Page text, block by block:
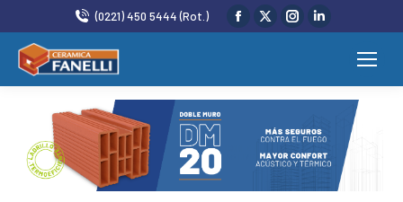
(0221) 450 5444 (Rot.)